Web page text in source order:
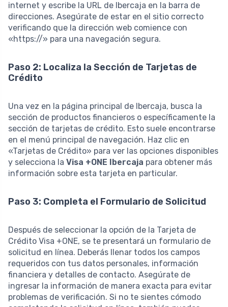
internet y escribe la URL de Ibercaja en la barra de
direcciones. Asegúrate de estar en el sitio correcto
verificando que la dirección web comience con
«https://» para una navegación segura.
Paso 2: Localiza la Sección de Tarjetas de
Crédito
Una vez en la página principal de Ibercaja, busca la
sección de productos financieros o específicamente la
sección de tarjetas de crédito. Esto suele encontrarse
en el menú principal de navegación. Haz clic en
«Tarjetas de Crédito» para ver las opciones disponibles
y selecciona la Visa +ONE Ibercaja para obtener más
información sobre esta tarjeta en particular.
Paso 3: Completa el Formulario de Solicitud
Después de seleccionar la opción de la Tarjeta de
Crédito Visa +ONE, se te presentará un formulario de
solicitud en línea. Deberás llenar todos los campos
requeridos con tus datos personales, información
financiera y detalles de contacto. Asegúrate de
ingresar la información de manera exacta para evitar
problemas de verificación. Si no te sientes cómodo